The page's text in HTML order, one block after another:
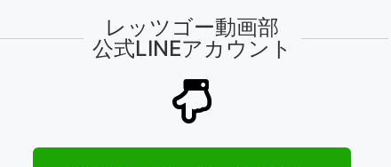
レッツゴー動画部
公式LINEアカウント